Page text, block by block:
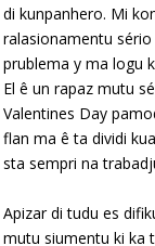
di kunpanhero. Mi
ralasionamentu
prublema y ma logu
El ê un rapaz mutu
Valentines Day
flan ma ê ta dividi
sta sempri na
Apizar di tudu es
mutu siumentu ki ka